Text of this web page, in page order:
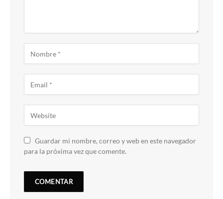
Guardar mi nombre, correo y web en este navegador
para la próxima vez que comente.